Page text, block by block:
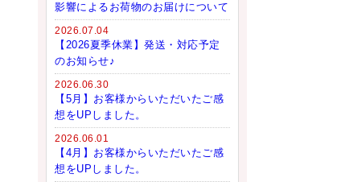
影響によるお荷物のお届けについて
2026.07.04
【2026夏季休業】発送・対応予定
のお知らせ♪
2026.06.30
【5月】お客様からいただいたご感
想をUPしました。
2026.06.01
【4月】お客様からいただいたご感
想をUPしました。